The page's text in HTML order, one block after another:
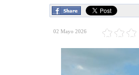
02 Mayo 2026